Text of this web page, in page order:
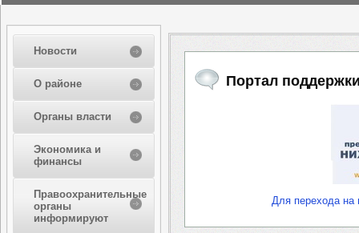
Новости
О районе
Органы власти
Экономика и
финансы
Правоохранительные
органы
информируют
Портал
Для перехода на